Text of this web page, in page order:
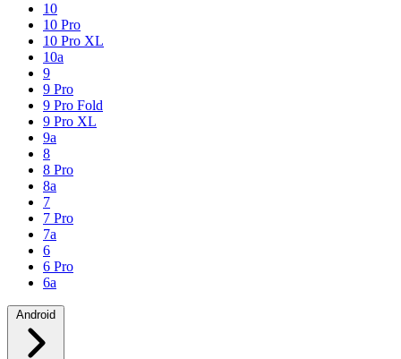
10
10 Pro
10 Pro XL
10a
9
9 Pro
9 Pro Fold
9 Pro XL
9a
8
8 Pro
8a
7
7 Pro
7a
6
6 Pro
6a
Android